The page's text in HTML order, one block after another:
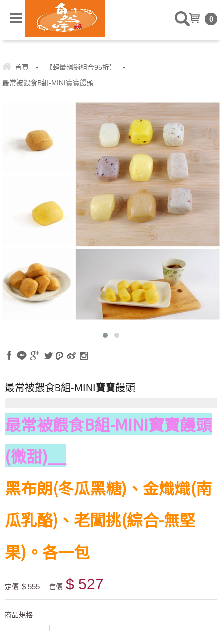
0
首頁 - 【輕量暢銷組合95折】 -
最常被餵食B組-MINI寶寶饅頭
最常被餵食B組-MINI寶寶饅頭
最常被餵食B組-MINI寶寶饅頭
(微甜)__
黑布朗(冬瓜黑糖)、金熾熾(南
瓜乳酪)、老闆挑(綜合-無堅
果)。各一包
定價 $ 555 售價 $ 527
商品規格